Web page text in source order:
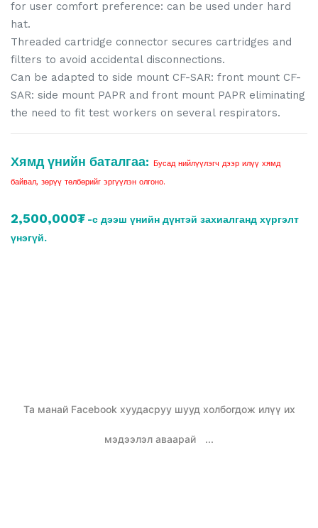
for user comfort preference: can be used under hard
hat.
Threaded cartridge connector secures cartridges and
filters to avoid accidental disconnections.
Can be adapted to side mount CF-SAR: front mount CF-
SAR: side mount PAPR and front mount PAPR eliminating
the need to fit test workers on several respirators.
Хямд үнийн баталгаа: Бусад нийлүүлэгч дээр илүү хямд
байвал, зөрүү төлбөрийг эргүүлэн олгоно.
2,500,000₮ -с дээш үнийн дүнтэй захиалганд хүргэлт
үнэгүй.
Та манай Facebook хуудасруу шууд холбогдож илүү их
мэдээлэл аваарай ...